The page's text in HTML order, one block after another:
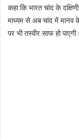
कहा कि भारत चांद के
माध्यम से अब चांद में
पर भी तस्वीर साफ हो पाएगी।